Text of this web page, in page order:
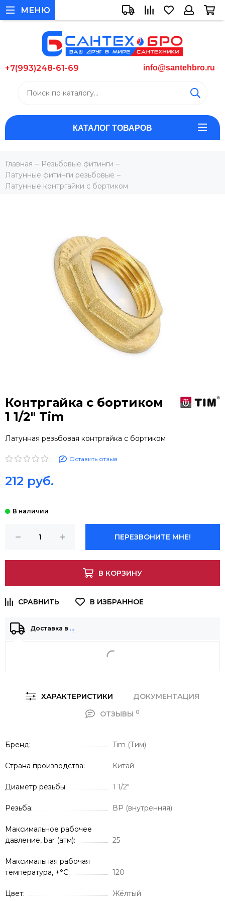
+7(993)248-61-69 info@santehbro.ru
КАТАЛОГ ТОВАРОВ
МЕНЮ
Главная
Резьбовые фитинги
Латунные фитинги резьбовые
Латунные контргайки с бортиком
Контргайка с бортиком
1 1/2" Tim
Латунная резьбовая контргайка с бортиком
Оставить отзыв
212 руб.
ПЕРЕЗВОНИТЕ МНЕ!
В КОРЗИНУ
Доставка в …
ХАРАКТЕРИСТИКИ
ДОКУМЕНТАЦИЯ
ОТЗЫВЫ 0
Брeнд Tim (Тим)
Страна производства Китай
Диаметр резьбы 1 1/2"
Резьба ВР (внутренняя)
Максимальное рабочее
давление, bar (атм)
25
Максимальная рабочая
температура, +°С
120
Цвет Жёлтый